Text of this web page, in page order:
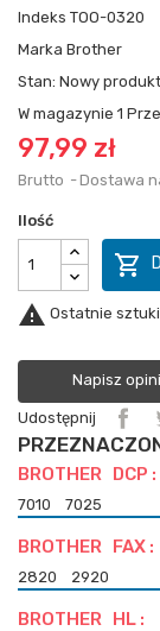
Indeks TOO-0320
Marka Brother
Stan: Nowy produkt
W magazynie 1
97,99 zł
Brutto Dostawa
Ilość

 Ostatnie
Napisz
Udostępnij
BROTHER DCP :
7010 7025
BROTHER FAX :
2820 2920
BROTHER HL :